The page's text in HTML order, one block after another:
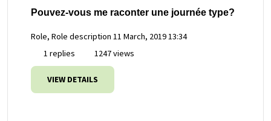
Pouvez-vous me raconter une journée type?
Role, Role description 11 March, 2019 13:34
1 replies
1247 views
VIEW DETAILS